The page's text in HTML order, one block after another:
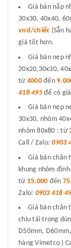
Giá bán nắp
30x30, 40x40,
vnd/chiếc (Sẵn
giá tốt hơn.
Giá bán nẹp
20x20,30x30,
từ 4000đến
418 495để có
Giá bán nẹp
30x30, nhôm
nhôm 80x80 : từ
Call / Zalo:0903
Giá bán chân
khung nhôm
từ 15.000 đến
Zalo: 0903 418
Giá bán chân
chịu tải trọng
D50mm,
hàng Vimetco )